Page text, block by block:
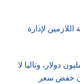
اللازمين لإدارة
أكدت أن الكتلة النقدية الموجوده في السوق هي 57 ألف مليار ليرة (ما يوازي 600 مليون دولار)، أي أقل من 6% من احتياط مصرف لبنان المقدر بـ 10 مليارات و300 مليون دولار، وتاليا لا
خفض سعر